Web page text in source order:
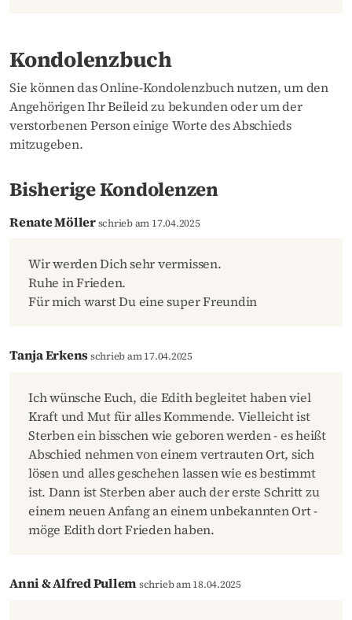
Kondolenzbuch
Sie können das Online-Kondolenzbuch nutzen, um den
Angehörigen Ihr Beileid zu bekunden oder um der
verstorbenen Person einige Worte des Abschieds
mitzugeben.
Bisherige Kondolenzen
Renate Möllerschrieb am 17.04.2025
Wir werden Dich sehr vermissen.
Ruhe in Frieden.
Für mich warst Du eine super Freundin
Tanja Erkensschrieb am 17.04.2025
Ich wünsche Euch, die Edith begleitet haben viel
Kraft und Mut für alles Kommende. Vielleicht ist
Sterben ein bisschen wie geboren werden - es heißt
Abschied nehmen von einem vertrauten Ort, sich
lösen und alles geschehen lassen wie es bestimmt
ist. Dann ist Sterben aber auch der erste Schritt zu
einem neuen Anfang an einem unbekannten Ort -
möge Edith dort Frieden haben.
Anni & Alfred Pullemschrieb am 18.04.2025